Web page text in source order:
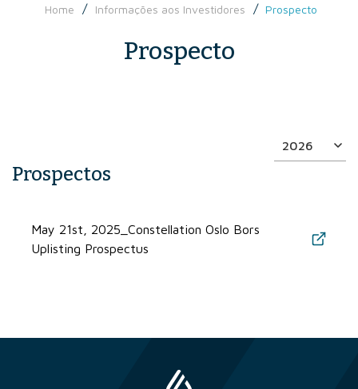
Home / Informações aos Investidores / Prospecto
Prospecto
Prospectos
May 21st, 2025_Constellation Oslo Bors
Uplisting Prospectus